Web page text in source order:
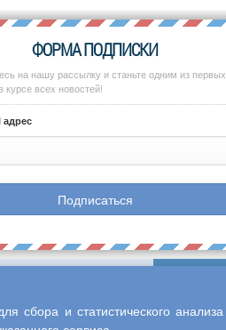
ФОРМА ПОДПИСКИ
на нашу рассылку и станьте одним из первых,
курсе всех новостей!
Подписаться
сбора и статистического анализа